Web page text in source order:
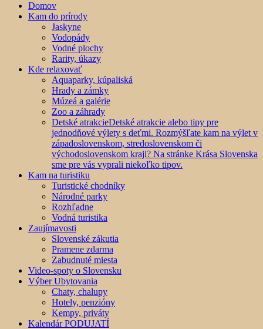
Domov
Kam do prírody
Jaskyne
Vodopády
Vodné plochy
Rarity, úkazy
Kde relaxovať
Aquaparky, kúpaliská
Hrady a zámky
Múzeá a galérie
Zoo a záhrady
Detské atrakcieDetské atrakcie alebo tipy pre
jednodňové výlety s deťmi. Rozmýšľate kam na výlet v
západoslovenskom, stredoslovenskom či
východoslovenskom kraji? Na stránke Krása Slovenska
sme pre vás vyprali niekoľko tipov.
Kam na turistiku
Turistické chodníky
Národné parky
Rozhľadne
Vodná turistika
Zaujímavosti
Slovenské zákutia
Pramene zdarma
Zabudnuté miesta
Video-spoty o Slovensku
Výber Ubytovania
Chaty, chalupy
Hotely, penzióny
Kempy, priváty
Kalendár PODUJATÍ